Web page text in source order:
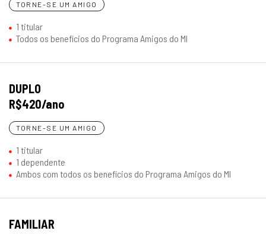
Museu da Língua
Entrada gratuita
Museu Judaico
TORNE-SE UM AMIGO
1 titular
Todos os benefícios do Programa Amigos do MI
DUPLO
R$420/ano
TORNE-SE UM AMIGO
1 titular
1 dependente
Ambos com todos os benefícios do Programa Amigos do MI
FAMILIAR